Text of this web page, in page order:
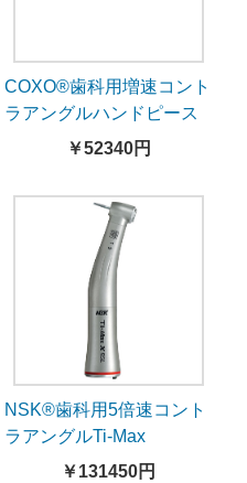
COXO®歯科用増速コント
ラアングルハンドピース
CX235C7-6（5倍速、ラ
￥52340円
NSK®歯科用5倍速コント
ラアングルTi-Max
X95L（ライト付）
￥131450円